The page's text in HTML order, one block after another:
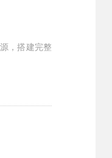
，搭建完整